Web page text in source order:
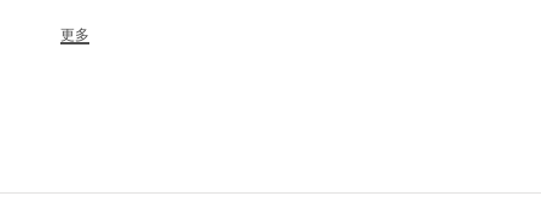
透過精心雕琢讓珍稀原料綻放天然寶石般渾然天成的
更多